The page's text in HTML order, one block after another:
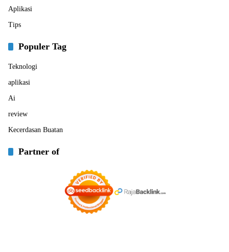
Aplikasi
Tips
Populer Tag
Teknologi
aplikasi
Ai
review
Kecerdasan Buatan
Partner of